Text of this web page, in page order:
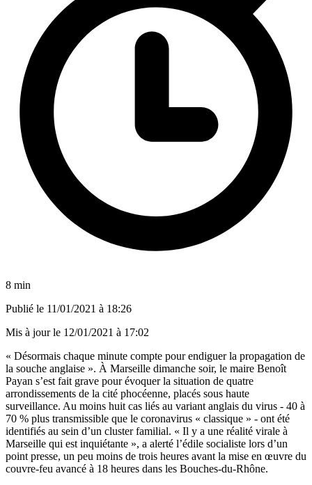
8 min
Publié le 11/01/2021 à 18:26
Mis à jour le 12/01/2021 à 17:02
« Désormais chaque minute compte pour endiguer la propagation de
la souche anglaise ». À Marseille dimanche soir, le maire Benoît
Payan s’est fait grave pour évoquer la situation de quatre
arrondissements de la cité phocéenne, placés sous haute
surveillance. Au moins huit cas liés au variant anglais du virus - 40 à
70 % plus transmissible que le coronavirus « classique » - ont été
identifiés au sein d’un cluster familial. « Il y a une réalité virale à
Marseille qui est inquiétante », a alerté l’édile socialiste lors d’un
point presse, un peu moins de trois heures avant la mise en œuvre du
couvre-feu avancé à 18 heures dans les Bouches-du-Rhône.